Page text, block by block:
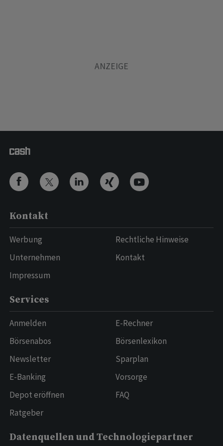
Kontakt
Werbung
Unternehmen
Impressum
Rechtliche Hinweise
Kontakt
Services
Anmelden
Börsenabos
Newsletter
E-Banking
Depot eröffnen
Ratgeber
E-Rechner
Börsenlexikon
Sparplan
Vorsorge
FAQ
Datenquellen und Technologiepartner